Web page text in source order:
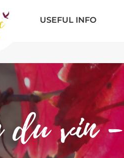
USEFUL INFO
vin